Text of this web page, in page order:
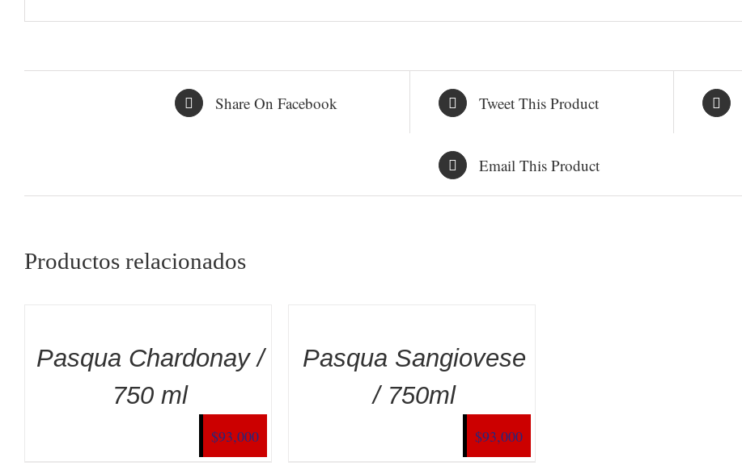
Share On Facebook Tweet This Product
Email This Product
Productos relacionados
Pasqua Chardonay /
750 ml
$93,000
Pasqua Sangiovese
/ 750ml
$93,000